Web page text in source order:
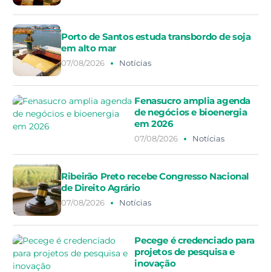
Porto de Santos estuda transbordo de soja
em alto mar
07/08/2026 Notícias
Fenasucro amplia agenda
de negócios e bioenergia
em 2026
07/08/2026 Notícias
Ribeirão Preto recebe Congresso Nacional
de Direito Agrário
07/08/2026 Notícias
Pecege é credenciado para
projetos de pesquisa e
inovação